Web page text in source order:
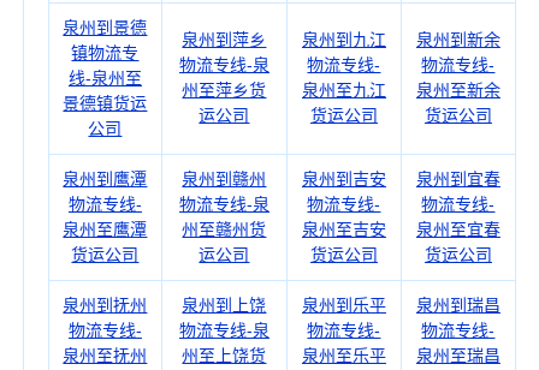
泉州到景德
镇物流专
线-泉州至
景德镇货运
公司
泉州到萍乡
物流专线-泉
州至萍乡货
运公司
泉州到九江
物流专线-
泉州至九江
货运公司
泉州到新余
物流专线-
泉州至新余
货运公司
泉州到鹰潭
物流专线-
泉州至鹰潭
货运公司
泉州到赣州
物流专线-泉
州至赣州货
运公司
泉州到吉安
物流专线-
泉州至吉安
货运公司
泉州到宜春
物流专线-
泉州至宜春
货运公司
泉州到抚州
物流专线-
泉州至抚州
泉州到上饶
物流专线-泉
州至上饶货
泉州到乐平
物流专线-
泉州至乐平
泉州到瑞昌
物流专线-
泉州至瑞昌